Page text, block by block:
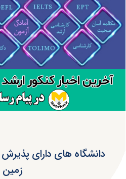
دانشگاه های دارای
زمین